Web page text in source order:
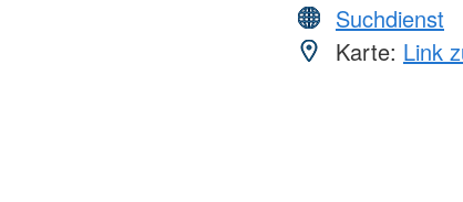
Suchdienst
Karte: Link